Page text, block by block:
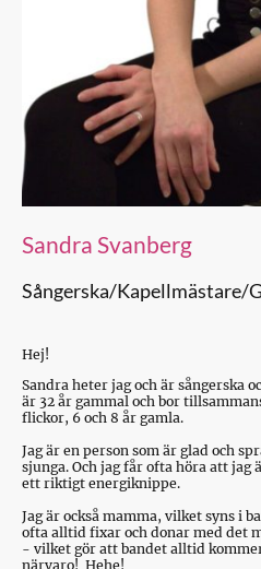
Sandra Svanberg
Sångerska/Kapellmästare/
Hej!
Sandra heter jag och är sångerska
är 32 år gammal och bor
flickor, 6 och 8 år gamla.
Jag är en person som är glad och
sjunga. Och jag får ofta höra att
ett riktigt energiknippe.
Jag är också mamma, vilket syns i
ofta alltid fixar och donar med det
- vilket gör att bandet alltid
närvaro! Hehe!